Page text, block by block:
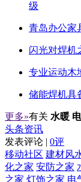
级
青岛办公家
闪光对焊
专业运动木
储能焊机具
更多»有关 水暖
头条资讯
发表评论 | 0评
移动社区 建材风
化之家 安防之家
之家 灯饰之家 电